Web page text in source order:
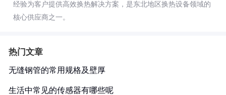
经验为客户提供高效换热解决方案，是东北地区换热设备领域的
核心供应商之一。
热门文章
无缝钢管的常用规格及壁厚
生活中常见的传感器有哪些呢